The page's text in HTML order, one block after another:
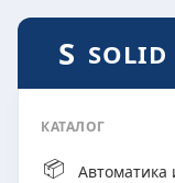
SOLID
КАТАЛОГ
📦 Автоматика